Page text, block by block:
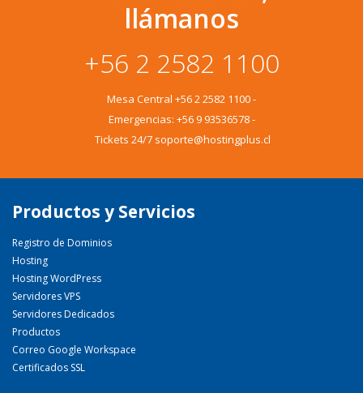
llámanos
+56 2 2582 1100
Mesa Central +56 2 2582 1100-
Emergencias: +56 9 93536578-
Tickets 24/7 soporte@hostingplus.cl
Productos y Servicios
Registro de Dominios
Hosting
Hosting WordPress
Servidores VPS
Servidores Dedicados
Productos
Correo Google Workspace
Certificados SSL